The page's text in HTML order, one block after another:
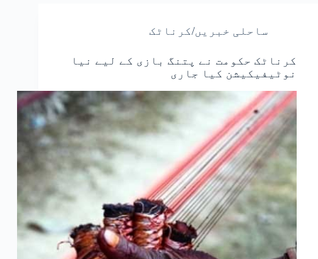
ساحلی خبریں/کرناٹک
کرناٹک حکومت نے پتنگ بازی کے لیے نیا
نوٹیفیکیشن کیا جاری